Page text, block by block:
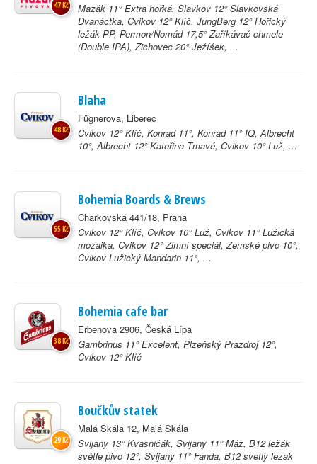
Mazák 11° Extra hořká, Slavkov 12° Slavkovská
Dvanáctka, Cvikov 12° Klíč, JungBerg 12° Hořický
ležák PP, Permon/Nomád 17,5° Zaříkávač chmele
(Double IPA), Zichovec 20° Ježíšek, ...
47 Kč
Blaha
Fügnerova, Liberec
Cvikov 12° Klíč, Konrad 11°, Konrad 11° IQ, Albrecht
10°, Albrecht 12° Kateřina Tmavé, Cvikov 10° Luž, ...
48 Kč
Bohemia Boards & Brews
Charkovská 441/18, Praha
Cvikov 12° Klíč, Cvikov 10° Luž, Cvikov 11° Lužická
mozaika, Cvikov 12° Zimní speciál, Zemské pivo 10°,
Cvikov Lužický Mandarin 11°, ...
55 Kč
Bohemia cafe bar
Erbenova 2906, Česká Lípa
Gambrinus 11° Excelent, Plzeňský Prazdroj 12°,
Cvikov 12° Klíč
38 Kč
Boučkův statek
Malá Skála 12, Malá Skála
Svijany 13° Kvasničák, Svijany 11° Máz, B12 ležák
světle pivo 12°, Svijany 11° Fanda, B12 svetly lezak
29 Kč